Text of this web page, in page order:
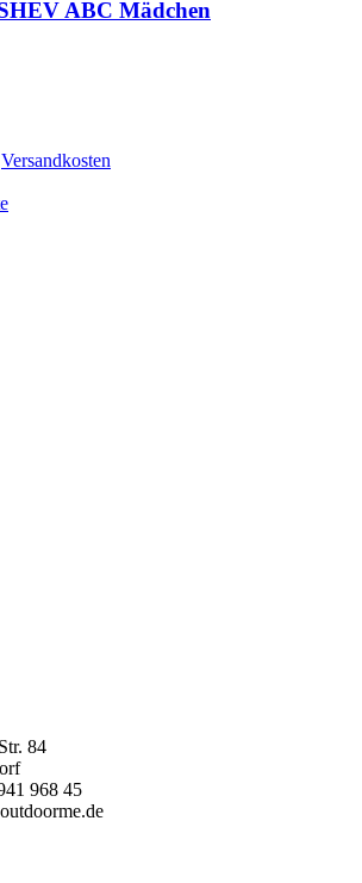
ABC Mädchen
Versandkosten
84
968 45